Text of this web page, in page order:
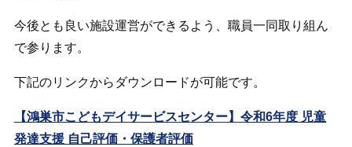
今後とも良い施設運営ができるよう、職員一同取り組ん
で参ります。
下記のリンクからダウンロードが可能です。
【鴻巣市こどもデイサービスセンター】令和6年度 児童
発達支援 自己評価・保護者評価